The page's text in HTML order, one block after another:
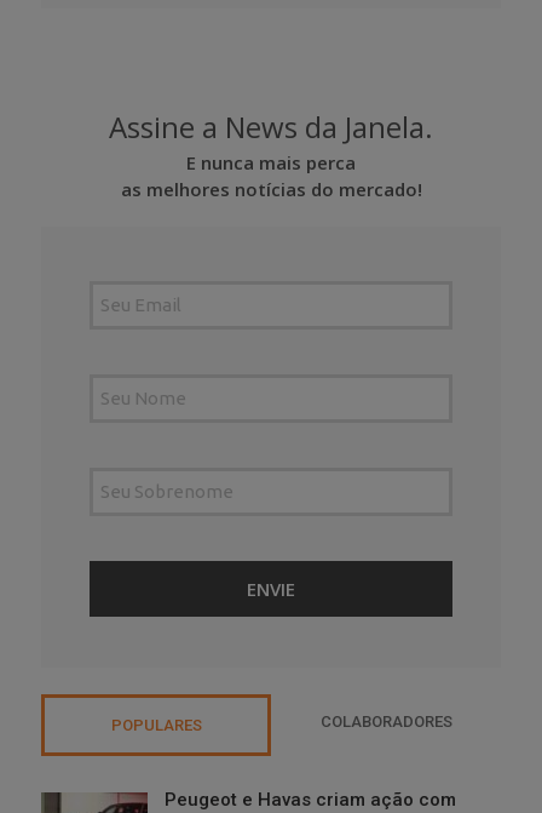
Assine a News da Janela.
E nunca mais perca
as melhores notícias do mercado!
POPULARES COLABORADORES
Peugeot e Havas criam ação com